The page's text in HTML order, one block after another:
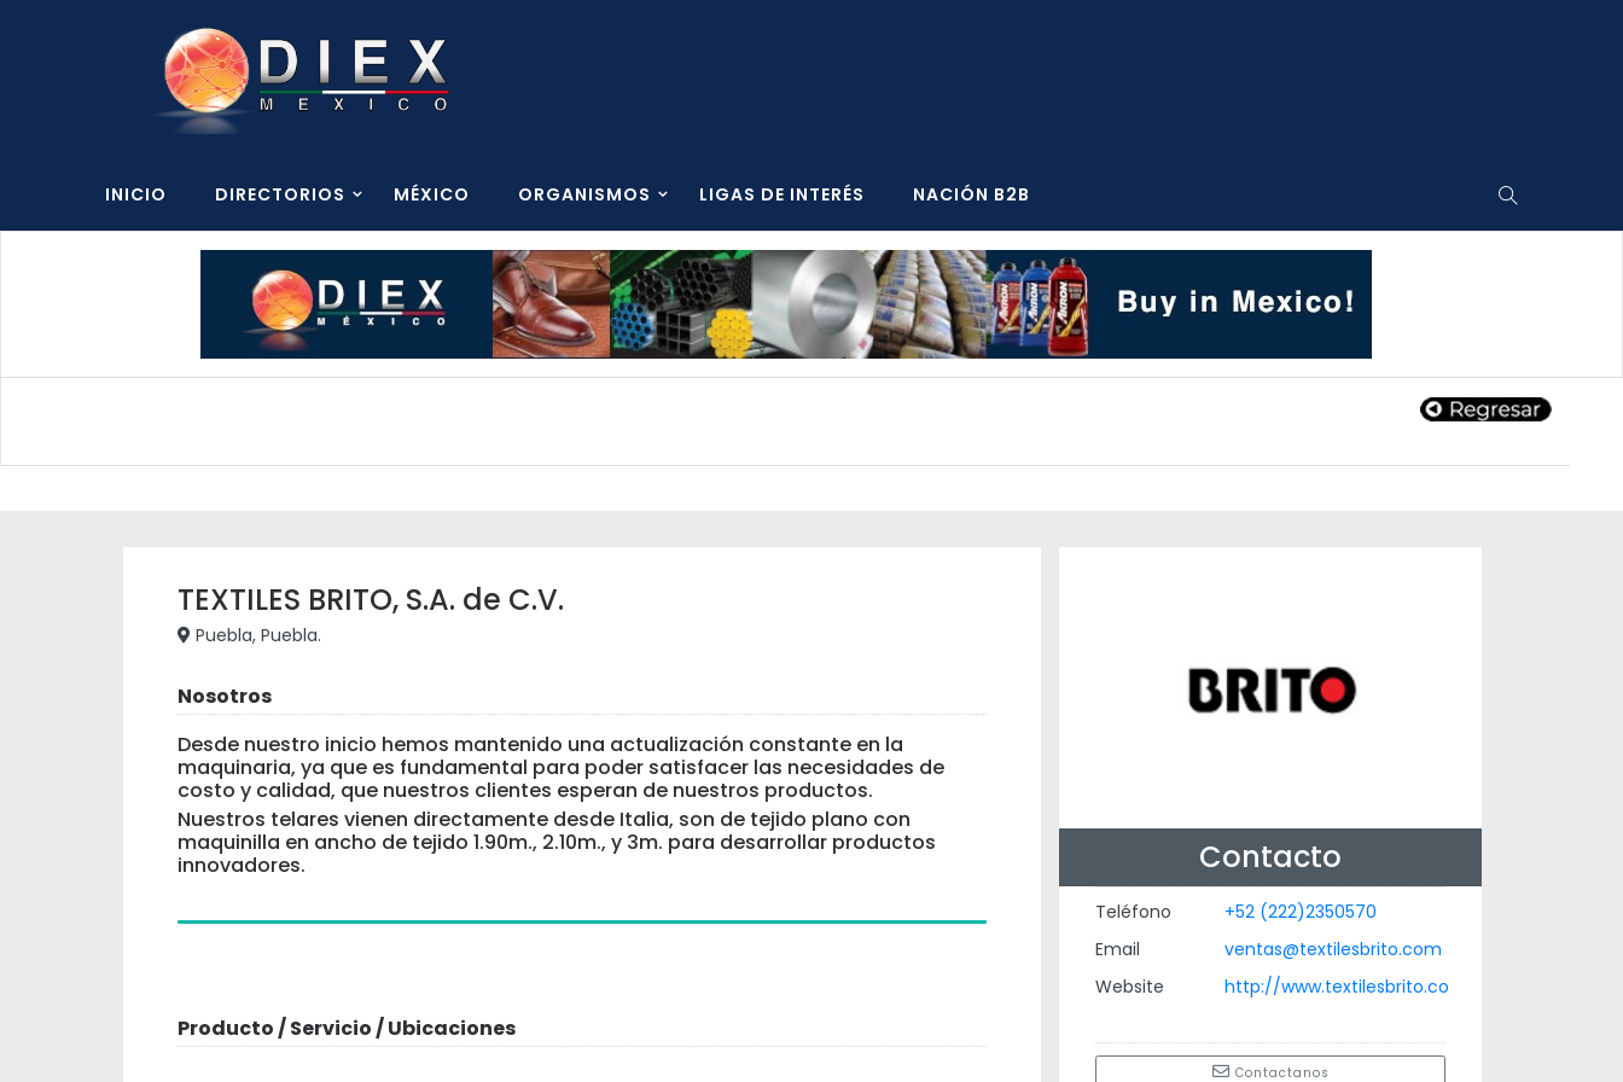
INICIO DIRECTORIOS MÉXICO ORGANISMOS LIGAS DE INTERÉS NACIÓN B2B
TEXTILES BRITO, S.A. de C.V.
Puebla, Puebla.
Nosotros
Desde nuestro inicio hemos mantenido una actualización constante en la
maquinaria, ya que es fundamental para poder satisfacer las necesidades de
costo y calidad, que nuestros clientes esperan de nuestros productos.
Nuestros telares vienen directamente desde Italia, son de tejido plano con
maquinilla en ancho de tejido 1.90m., 2.10m., y 3m. para desarrollar productos
innovadores.
Producto / Servicio / Ubicaciones
Contacto
Teléfono
+52 (222)2350570
Email
ventas@textilesbrito.com
Website
http://www.textilesbrito.co
Contactanos